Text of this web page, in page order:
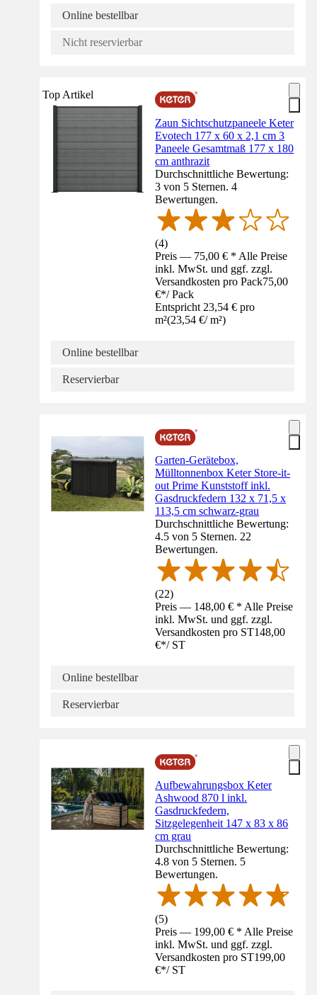
Online bestellbar
Nicht reservierbar
Top Artikel
Zaun Sichtschutzpaneele Keter
Evotech 177 x 60 x 2,1 cm 3
Paneele Gesamtmaß 177 x 180
cm anthrazit
Durchschnittliche Bewertung:
3 von 5 Sternen. 4
Bewertungen.
(4)
Preis — 75,00 € * Alle Preise
inkl. MwSt. und ggf. zzgl.
Versandkosten pro Pack75,00
€*/ Pack
Entspricht 23,54 € pro
m²(23,54 €/ m²)
Online bestellbar
Reservierbar
Garten-Gerätebox,
Mülltonnenbox Keter Store-it-
out Prime Kunststoff inkl.
Gasdruckfedern 132 x 71,5 x
113,5 cm schwarz-grau
Durchschnittliche Bewertung:
4.5 von 5 Sternen. 22
Bewertungen.
(22)
Preis — 148,00 € * Alle Preise
inkl. MwSt. und ggf. zzgl.
Versandkosten pro ST148,00
€*/ ST
Online bestellbar
Reservierbar
Aufbewahrungsbox Keter
Ashwood 870 l inkl.
Gasdruckfedern,
Sitzgelegenheit 147 x 83 x 86
cm grau
Durchschnittliche Bewertung:
4.8 von 5 Sternen. 5
Bewertungen.
(5)
Preis — 199,00 € * Alle Preise
inkl. MwSt. und ggf. zzgl.
Versandkosten pro ST199,00
€*/ ST